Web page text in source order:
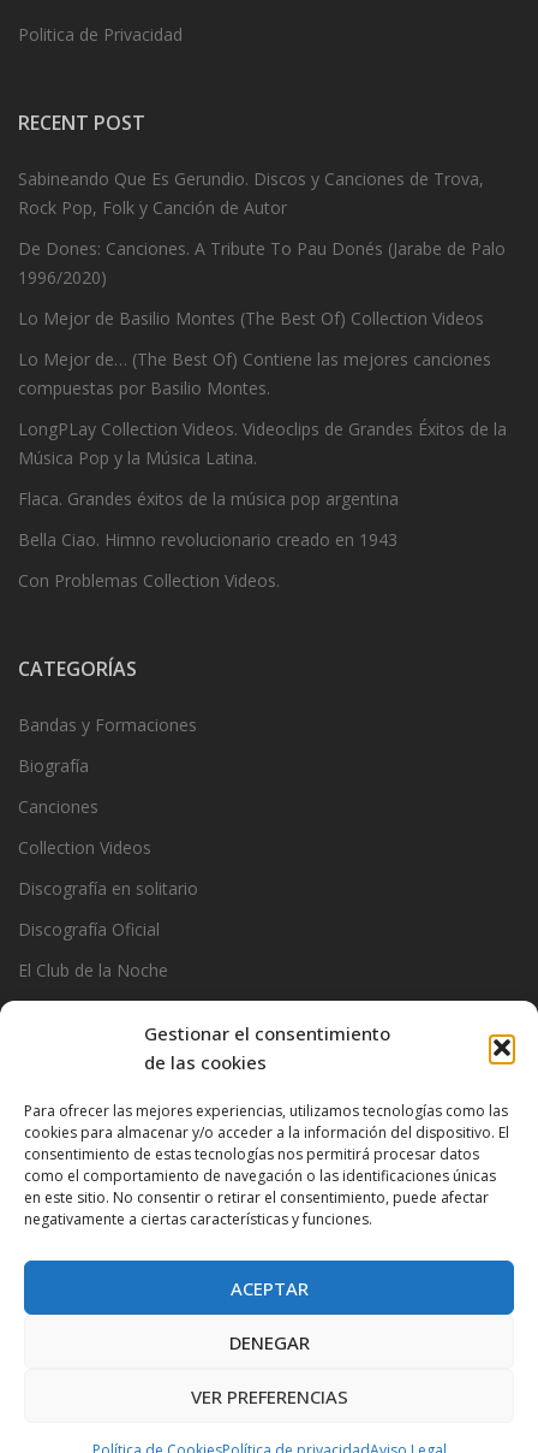
Gestionar el consentimiento
de las cookies
Para ofrecer las mejores experiencias, utilizamos tecnologías como las
cookies para almacenar y/o acceder a la información del dispositivo. El
consentimiento de estas tecnologías nos permitirá procesar datos
como el comportamiento de navegación o las identificaciones únicas
en este sitio. No consentir o retirar el consentimiento, puede afectar
negativamente a ciertas características y funciones.
ACEPTAR
DENEGAR
VER PREFERENCIAS
Politica de Privacidad
RECENT POST
Sabineando Que Es Gerundio. Discos y Canciones de Trova,
Rock Pop, Folk y Canción de Autor
De Dones: Canciones. A Tribute To Pau Donés (Jarabe de Palo
1996/2020)
Lo Mejor de Basilio Montes (The Best Of) Collection Videos
Lo Mejor de… (The Best Of) Contiene las mejores canciones
compuestas por Basilio Montes.
LongPLay Collection Videos. Videoclips de Grandes Éxitos de la
Música Pop y la Música Latina.
Flaca. Grandes éxitos de la música pop argentina
Bella Ciao. Himno revolucionario creado en 1943
Con Problemas Collection Videos.
CATEGORÍAS
Bandas y Formaciones
Biografía
Canciones
Collection Videos
Discografía en solitario
Discografía Oficial
El Club de la Noche
Ramoncin
The Privados
Proudly powered by WordPress |Theme:Very Simple Start